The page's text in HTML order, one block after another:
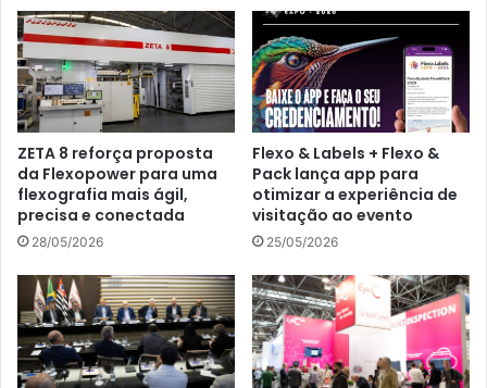
ZETA 8 reforça proposta
da Flexopower para uma
flexografia mais ágil,
precisa e conectada
28/05/2026
Flexo & Labels + Flexo &
Pack lança app para
otimizar a experiência de
visitação ao evento
25/05/2026